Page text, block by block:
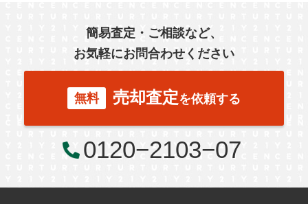
簡易査定・ご相談など、
お気軽にお問合わせください
無料 売却査定を依頼する
0120−2103−07